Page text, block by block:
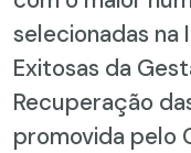
selecionadas na
Exitosas da
Recuperação
promovida pelo